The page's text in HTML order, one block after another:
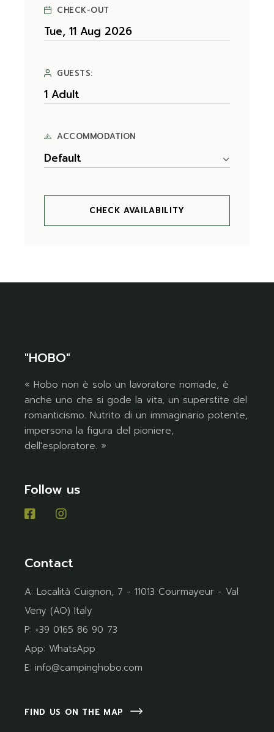
CHECK-OUT
GUESTS:
ACCOMMODATION
Default
CHECK AVAILABILITY
"HOBO"
« Hobo non è solo un lavoratore nomade, è
anche uno che si gode la vita, un superstite del
romanticismo. Nutrito di un immaginario potente,
impersona la figura del pioniere,
dell'esploratore. »
Follow us
Contact
A:Località Cuignon, 7 - 11013 Courmayeur - Val
Veny (AO) Italy
P: +39 0165 86 90 73
App: WhatsApp
E:info@campinghobo.com
FIND US ON THE MAP